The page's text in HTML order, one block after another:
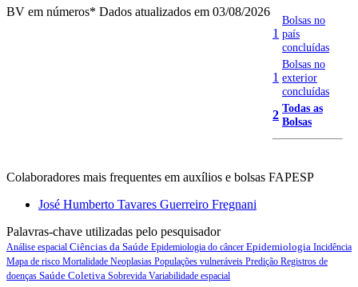
BV em números* Dados atualizados em 03/08/2026
1
Bolsas no
país
concluídas
1
Bolsas no
exterior
concluídas
2 Todas as
Bolsas
Colaboradores mais frequentes em auxílios e bolsas FAPESP
José Humberto Tavares Guerreiro Fregnani
Palavras-chave utilizadas pelo pesquisador
Análise espacial Ciências da Saúde Epidemiologia do câncer Epidemiologia Incidência
Mapa de risco Mortalidade Neoplasias Populações vulneráveis Predição Registros de
doenças Saúde Coletiva Sobrevida Variabilidade espacial